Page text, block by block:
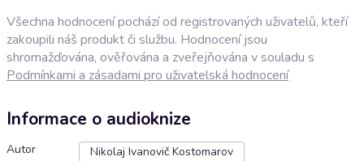
Všechna hodnocení pochází od registrovaných uživatelů, kteří
zakoupili náš produkt či službu. Hodnocení jsou
shromažďována, ověřována a zveřejňována v souladu s
Podmínkami a zásadami pro uživatelská hodnocení
Informace o audioknize
Autor
Nikolaj Ivanovič Kostomarov